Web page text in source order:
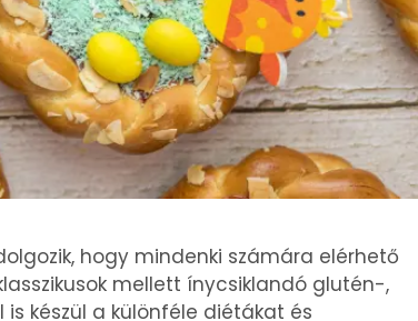
hogy mindenki számára elérhető
mellett ínycsiklandó glutén-,
készül a különféle diétákat és